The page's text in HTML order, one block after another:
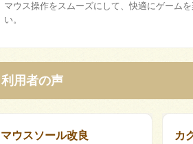
マウス操作をスムーズにして、快適にゲームを
い。
利用者の声
マウスソール改良
カ